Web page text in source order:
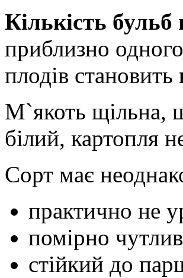
Кількість
приблизно
плодів становить
М`якоть щільна,
білий, картопля
Сорт має
практично не
помірно
стійкий до